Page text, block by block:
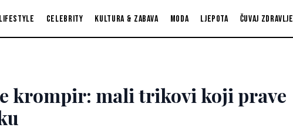
Lifestyle Celebrity Kultura & zabava Moda Ljepota Čuvaj zdravlje
krompir: mali trikovi koji prave